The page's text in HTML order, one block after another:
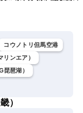
コウノトリ但馬空港
リンエア）
琶湖）
）